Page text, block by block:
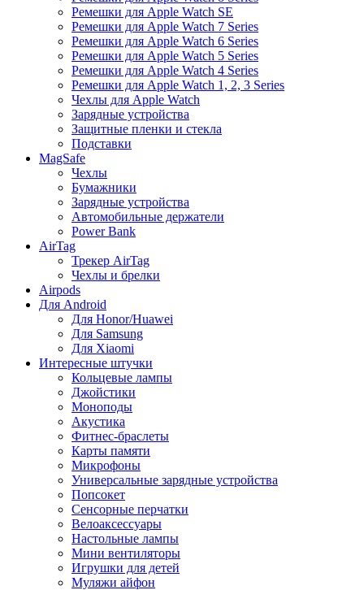
Ремешки для Apple Watch SE
Ремешки для Apple Watch 7 Series
Ремешки для Apple Watch 6 Series
Ремешки для Apple Watch 5 Series
Ремешки для Apple Watch 4 Series
Ремешки для Apple Watch 1, 2, 3 Series
Чехлы для Apple Watch
Зарядные устройства
Защитные пленки и стекла
Подставки
MagSafe
Чехлы
Бумажники
Зарядные устройства
Автомобильные держатели
Power Bank
AirTag
Трекер AirTag
Чехлы и брелки
Airpods
Для Android
Для Honor/Huawei
Для Samsung
Для Xiaomi
Интересные штучки
Кольцевые лампы
Джойстики
Моноподы
Акустика
Фитнес-браслеты
Карты памяти
Микрофоны
Универсальные зарядные устройства
Попсокет
Сенсорные перчатки
Велоаксессуары
Настольные лампы
Мини вентиляторы
Игрушки для детей
Муляжи айфон